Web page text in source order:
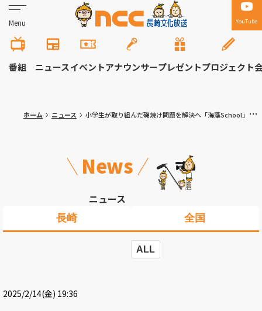
Menu YouTube
番組 ニュースイベントアナウンサープレゼントプロジェクト
ホーム ニュース 小学生が取り組んだ磯焼け問題を解決へ「海藻School」海と日本プロジェクト
News
ニュース
長崎 全国
ALL
2025/2/14(金) 19:36